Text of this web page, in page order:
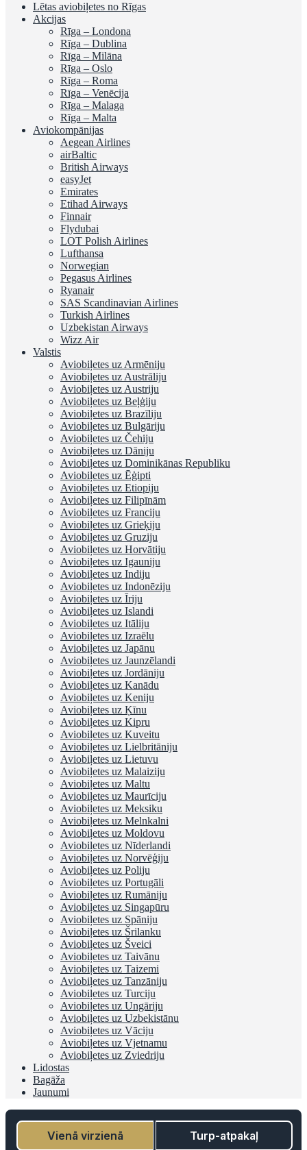
Lētas aviobiļetes no Rīgas
Akcijas
Rīga – Londona
Rīga – Dublina
Rīga – Milāna
Rīga – Oslo
Rīga – Roma
Rīga – Venēcija
Rīga – Malaga
Rīga – Malta
Aviokompānijas
Aegean Airlines
airBaltic
British Airways
easyJet
Emirates
Etihad Airways
Finnair
Flydubai
LOT Polish Airlines
Lufthansa
Norwegian
Pegasus Airlines
Ryanair
SAS Scandinavian Airlines
Turkish Airlines
Uzbekistan Airways
Wizz Air
Valstis
Aviobiļetes uz Armēniju
Aviobiļetes uz Austrāliju
Aviobiļetes uz Austriju
Aviobiļetes uz Beļģiju
Aviobiļetes uz Brazīliju
Aviobiļetes uz Bulgāriju
Aviobiļetes uz Čehiju
Aviobiļetes uz Dāniju
Aviobiļetes uz Dominikānas Republiku
Aviobiļetes uz Ēģipti
Aviobiļetes uz Etiopiju
Aviobiļetes uz Filipīnām
Aviobiļetes uz Franciju
Aviobiļetes uz Grieķiju
Aviobiļetes uz Gruziju
Aviobiļetes uz Horvātiju
Aviobiļetes uz Igauniju
Aviobiļetes uz Indiju
Aviobiļetes uz Indonēziju
Aviobiļetes uz Īriju
Aviobiļetes uz Islandi
Aviobiļetes uz Itāliju
Aviobiļetes uz Izraēlu
Aviobiļetes uz Japānu
Aviobiļetes uz Jaunzēlandi
Aviobiļetes uz Jordāniju
Aviobiļetes uz Kanādu
Aviobiļetes uz Keniju
Aviobiļetes uz Ķīnu
Aviobiļetes uz Kipru
Aviobiļetes uz Kuveitu
Aviobiļetes uz Lielbritāniju
Aviobiļetes uz Lietuvu
Aviobiļetes uz Malaiziju
Aviobiļetes uz Maltu
Aviobiļetes uz Maurīciju
Aviobiļetes uz Meksiku
Aviobiļetes uz Melnkalni
Aviobiļetes uz Moldovu
Aviobiļetes uz Nīderlandi
Aviobiļetes uz Norvēģiju
Aviobiļetes uz Poliju
Aviobiļetes uz Portugāli
Aviobiļetes uz Rumāniju
Aviobiļetes uz Singapūru
Aviobiļetes uz Spāniju
Aviobiļetes uz Šrilanku
Aviobiļetes uz Šveici
Aviobiļetes uz Taivānu
Aviobiļetes uz Taizemi
Aviobiļetes uz Tanzāniju
Aviobiļetes uz Turciju
Aviobiļetes uz Ungāriju
Aviobiļetes uz Uzbekistānu
Aviobiļetes uz Vāciju
Aviobiļetes uz Vjetnamu
Aviobiļetes uz Zviedriju
Lidostas
Bagāža
Jaunumi
Vienā virzienā Turp-atpakaļ